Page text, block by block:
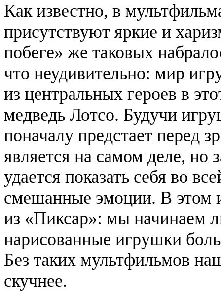
Как известно, в
присутствуют яркие и
побеге» же таковых
что неудивительно: мир
из центральных героев в
медведь Лотсо. Будучи
поначалу предстает перед
является на самом деле, но
удается показать себя во
смешанные эмоции. В этом
из «Пиксар»: мы начинаем
нарисованные игрушки
Без таких мультфильмов
скучнее.